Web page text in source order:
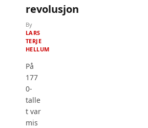
revolusjon
By
LARS
TERJE
HELLUM
På
177
0-
talle
t var
mis